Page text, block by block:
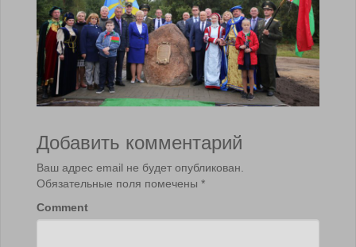
Добавить комментарий
Ваш адрес email не будет опубликован.
Обязательные поля помечены *
Comment